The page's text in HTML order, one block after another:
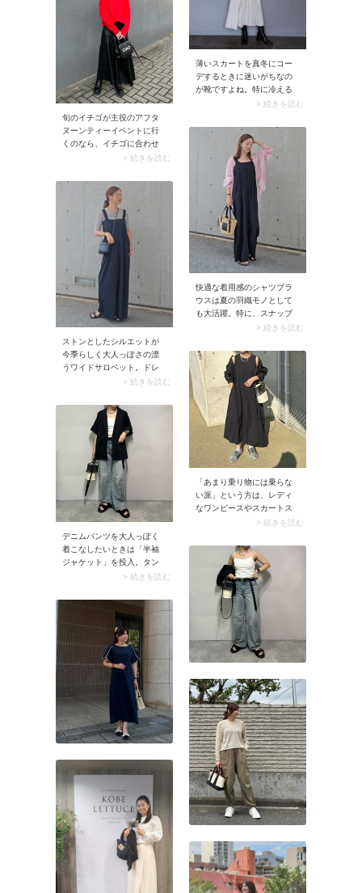
薄いスカートを真冬にコー
デするときに迷いがちなの
が靴ですよね。特に冷える
足元には、ブーツを合わせ
すのがおすすめです。しっ
かり足元の温感をアップし
てくれるうえに、薄いスカ
ートとトップスとのバラン
スもまとめてくれるんで
> 続きを読む
旬のイチゴが主役のアフタ
ヌーンティーイベントに行
くのなら、イチゴに合わせ
て「赤」を着るのがおすす
を選んでみては。レザーの
ロングフレアスカートを合
わせればクールなムードに
仕上がり、赤トップスを大
人っぽく着こなせます。
> 続きを読む
快適な着用感のシャツブラ
ウスは夏の羽織モノとして
も大活躍。特に、スナップ
のようなきれい色のアイテ
色として羽織るのはおすす
めの着こなし方です♪
> 続きを読む
ストンとしたシルエットが
今季らしく大人っぽさの漂
うワイドサロペット。ドレ
ープ感のあるきれいめな印
着るトップスもタイトフィ
ットのきれいめアイテムを
選ぶのがベスト。さりげな
いカットアウトが目を引く5
分袖トップスならバランス
◎です。
> 続きを読む
「あまり乗り物には乗らな
い派」という方は、レディ
なワンピースやスカートス
タイルでもOKです。スナッ
ースにライトなブルゾンを
羽織って、6月にぴったりな
スタイリングに仕上げてい
ます。とはいえ遊園地はた
くさん歩くので、足元は歩
きやすい靴がマスト。モデ
ルさんはシルバーのスニー
カーでおしゃれな足元コー
デに。またハンドバッグに
も斜め掛けにもなるバッグ
ルにも即対応できる優れも
の。動きやすさ重視の遊園
地コーデで重宝しますよ。
> 続きを読む
デニムパンツを大人っぽく
着こなしたいときは「半袖
ジャケット」を投入。タン
クトップやキャミソールに
ゃれな大人カジュアルに。
いつものデニムが今どきの
ルックスに決まりますよ。
> 続きを読む